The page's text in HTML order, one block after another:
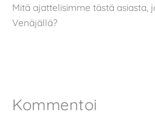
Mitä ajattelisimme tästä asiasta,
Venäjällä?
Kommentoi